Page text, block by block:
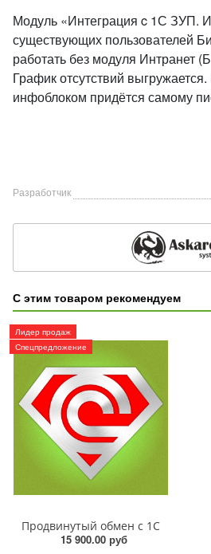
Модуль «Интеграция c 1С ЗУП.
существующих пользователей
работать без модуля Интранет
График отсутствий
инфоблоком придётся самому
Разработчик
С этим товаром рекомендуем
Лидер продаж
Спецпредложение
Продвинутый обмен с 1С
15 900.00 руб